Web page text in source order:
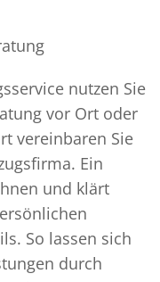
nutzen Sie
vor Ort oder
vereinbaren Sie
Ein
und klärt
So lassen sich
durch